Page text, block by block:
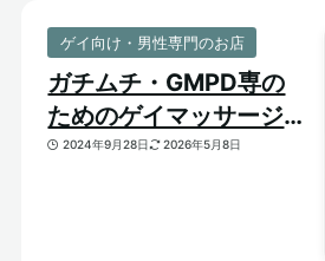
ゲイ向け・男性専門のお店
ガチムチ・GMPD専の
ためのゲイマッサージ
【太め・熊系のおすすめ
2024年9月28日 2026年5月8日